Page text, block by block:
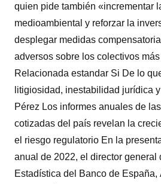
quien pide también «incrementar
medioambiental y reforzar la
desplegar medidas
adversos sobre los colectivos
Relacionada estandar Si De lo
litigiosidad, inestabilidad jurídica
Pérez Los informes anuales de
cotizadas del país revelan la
el riesgo regulatorio En la
anual de 2022, el director general
Estadística del Banco de